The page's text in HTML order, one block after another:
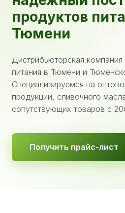
продуктов
Тюмени
Дистрибьюторская
питания в Тюмени и
Специализируемся на
продукции, сливочного
сопутствующих товаров с
Получить прайс-лист